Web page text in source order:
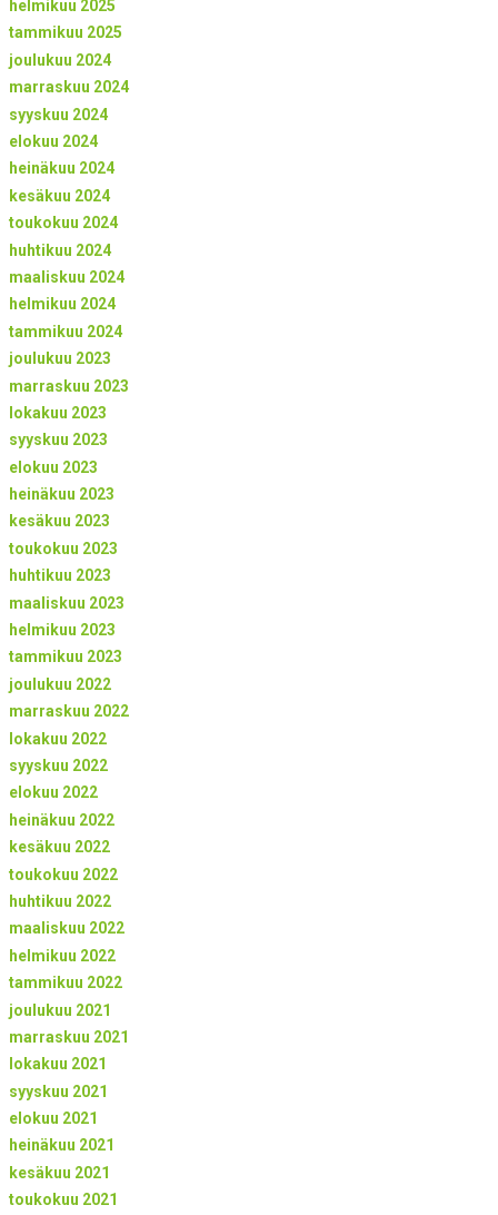
helmikuu 2025
tammikuu 2025
joulukuu 2024
marraskuu 2024
syyskuu 2024
elokuu 2024
heinäkuu 2024
kesäkuu 2024
toukokuu 2024
huhtikuu 2024
maaliskuu 2024
helmikuu 2024
tammikuu 2024
joulukuu 2023
marraskuu 2023
lokakuu 2023
syyskuu 2023
elokuu 2023
heinäkuu 2023
kesäkuu 2023
toukokuu 2023
huhtikuu 2023
maaliskuu 2023
helmikuu 2023
tammikuu 2023
joulukuu 2022
marraskuu 2022
lokakuu 2022
syyskuu 2022
elokuu 2022
heinäkuu 2022
kesäkuu 2022
toukokuu 2022
huhtikuu 2022
maaliskuu 2022
helmikuu 2022
tammikuu 2022
joulukuu 2021
marraskuu 2021
lokakuu 2021
syyskuu 2021
elokuu 2021
heinäkuu 2021
kesäkuu 2021
toukokuu 2021